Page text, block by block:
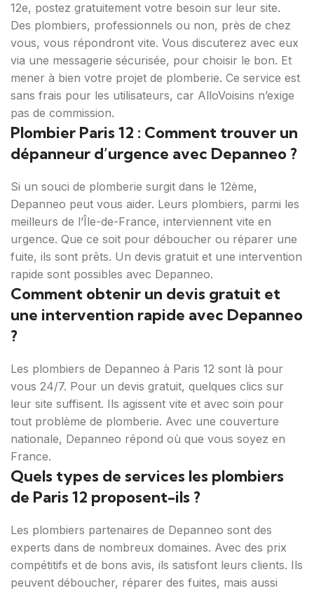
12e, postez gratuitement votre besoin sur leur site.
Des plombiers, professionnels ou non, près de chez
vous, vous répondront vite. Vous discuterez avec eux
via une messagerie sécurisée, pour choisir le bon. Et
mener à bien votre projet de plomberie. Ce service est
sans frais pour les utilisateurs, car AlloVoisins n’exige
pas de commission.
Plombier Paris 12 : Comment trouver un
dépanneur d’urgence avec Depanneo ?
Si un souci de plomberie surgit dans le 12ème,
Depanneo peut vous aider. Leurs plombiers, parmi les
meilleurs de l’Île-de-France, interviennent vite en
urgence. Que ce soit pour déboucher ou réparer une
fuite, ils sont prêts. Un devis gratuit et une intervention
rapide sont possibles avec Depanneo.
Comment obtenir un devis gratuit et
une intervention rapide avec Depanneo
?
Les plombiers de Depanneo à Paris 12 sont là pour
vous 24/7. Pour un devis gratuit, quelques clics sur
leur site suffisent. Ils agissent vite et avec soin pour
tout problème de plomberie. Avec une couverture
nationale, Depanneo répond où que vous soyez en
France.
Quels types de services les plombiers
de Paris 12 proposent-ils ?
Les plombiers partenaires de Depanneo sont des
experts dans de nombreux domaines. Avec des prix
compétitifs et de bons avis, ils satisfont leurs clients. Ils
peuvent déboucher, réparer des fuites, mais aussi